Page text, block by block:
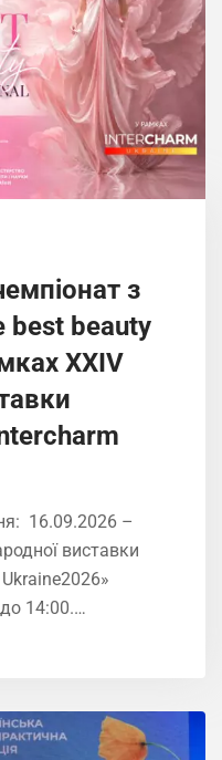
з
best beauty
XXIV
16.09.2026 –
виставки
Ukrainе2026»
14:00.…